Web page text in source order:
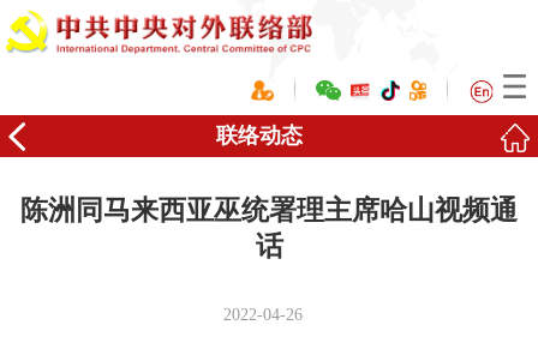
联络动态
陈洲同马来西亚巫统署理主席哈山视频通
话
2022-04-26